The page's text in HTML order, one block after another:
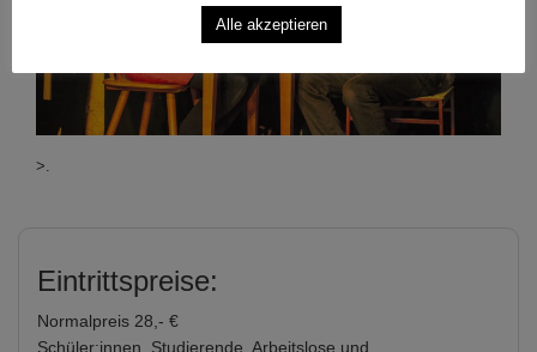
>.
Eintrittspreise:
Normalpreis 28,- €
Schüler:innen, Studierende, Arbeitslose und
Alle akzeptieren